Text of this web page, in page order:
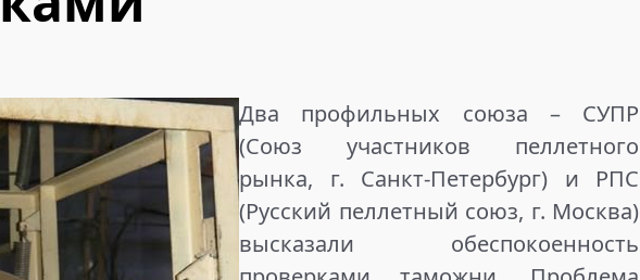
Два профильных союза – СУПР
(Союз участников пеллетного
рынка, г. Санкт-­Петербург) и РПС
(Русский пеллетный союз, г. Москва)
высказали обеспокоенность